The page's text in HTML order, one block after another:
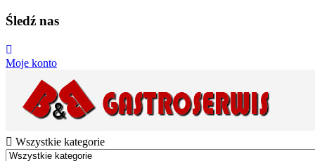
Śledź nas
Moje konto
Wszystkie kategorie